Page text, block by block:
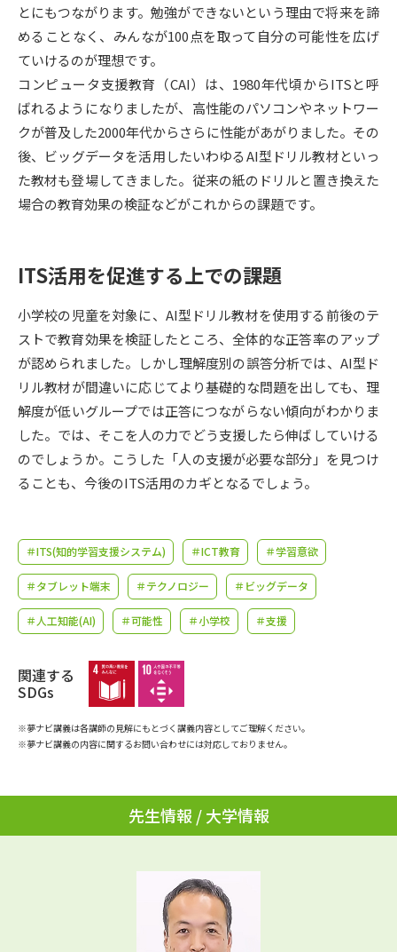
オープンキャンパス検索 実施プログラムから探す
来場型・Web型イベント特集 夢ナビライブ
受験準備 資料検索
併願校選び 受験スケジュールを立てよう
先輩が入学を決めた理由 テレメール全国一斉進学調査
新生活お役立ちガイド
学問発見 学問検索
学問のミニ講義「夢ナビ講義」 学問分野解説
学問の教科書 夢ナビライブ
ユーザーサポート
Ｑ＆Ａ よくあるご質問
資料の料金の
テレメール
とにもつながります。勉強ができないという理由で将来を諦
めることなく、みんなが100点を取って自分の可能性を広げ
ていけるのが理想です。
コンピュータ支援教育（CAI）は、1980年代頃からITSと呼
ばれるようになりましたが、高性能のパソコンやネットワー
クが普及した2000年代からさらに性能があがりました。その
後、ビッグデータを活用したいわゆるAI型ドリル教材といっ
た教材も登場してきました。従来の紙のドリルと置き換えた
場合の教育効果の検証などがこれからの課題です。
ITS活用を促進する上での課題
小学校の児童を対象に、AI型ドリル教材を使用する前後のテ
ストで教育効果を検証したところ、全体的な正答率のアップ
が認められました。しかし理解度別の誤答分析では、AI型ド
リル教材が間違いに応じてより基礎的な問題を出しても、理
解度が低いグループでは正答につながらない傾向がわかりま
した。では、そこを人の力でどう支援したら伸ばしていける
のでしょうか。こうした「人の支援が必要な部分」を見つけ
ることも、今後のITS活用のカギとなるでしょう。
＃ITS(知的学習支援システム) ＃ICT教育 ＃学習意欲
＃タブレット端末 ＃テクノロジー ＃ビッグデータ
＃人工知能(AI) ＃可能性 ＃小学校 ＃支援
関連する
SDGs
※夢ナビ講義は各講師の見解にもとづく講義内容としてご理解ください。
※夢ナビ講義の内容に関するお問い合わせには対応しておりません。
先生情報 / 大学情報